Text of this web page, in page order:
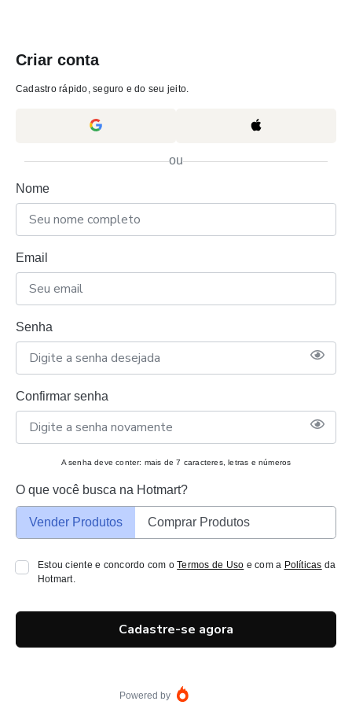
Criar conta
Cadastro rápido, seguro e do seu jeito.
ou
Nome
Email
Senha
Confirmar senha
A senha deve conter: mais de 7 caracteres, letras e números
O que você busca na Hotmart?
Vender Produtos Comprar Produtos
Estou ciente e concordo com oTermos de Uso e com a Políticas da
Hotmart.
Cadastre-se agora
Powered by